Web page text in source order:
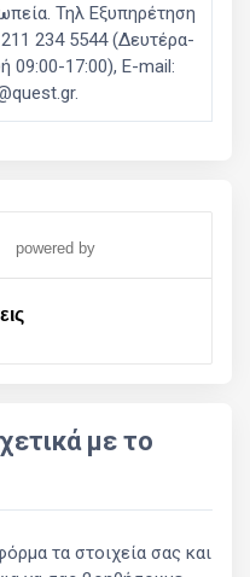
Τηλ Εξυπηρέτηση
234 5544 (Δευτέρα-
09:00-17:00), E-mail:
powered by
με το
τα στοιχεία σας και